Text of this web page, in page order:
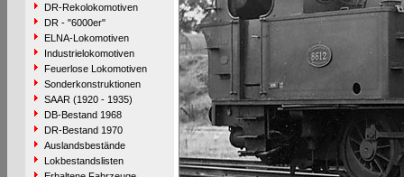
DR-Rekolokomotiven
DR - "6000er"
ELNA-Lokomotiven
Industrielokomotiven
Feuerlose Lokomotiven
Sonderkonstruktionen
SAAR (1920 - 1935)
DB-Bestand 1968
DR-Bestand 1970
Auslandsbestände
Lokbestandslisten